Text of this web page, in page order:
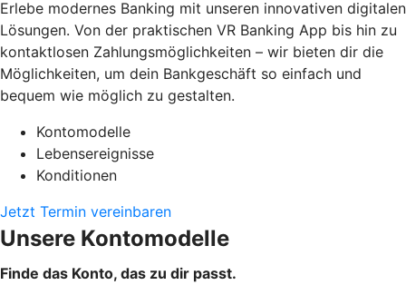
Erlebe modernes Banking mit unseren innovativen digitalen
Lösungen. Von der praktischen VR Banking App bis hin zu
kontaktlosen Zahlungsmöglichkeiten – wir bieten dir die
Möglichkeiten, um dein Bankgeschäft so einfach und
bequem wie möglich zu gestalten.
Kontomodelle
Lebensereignisse
Konditionen
Jetzt Termin vereinbaren
Unsere Kontomodelle
Finde das Konto, das zu dir passt.